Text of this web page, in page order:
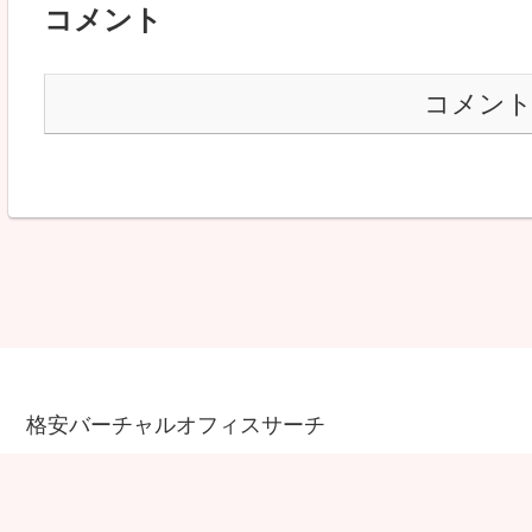
コメント
コメン
格安バーチャルオフィスサーチ